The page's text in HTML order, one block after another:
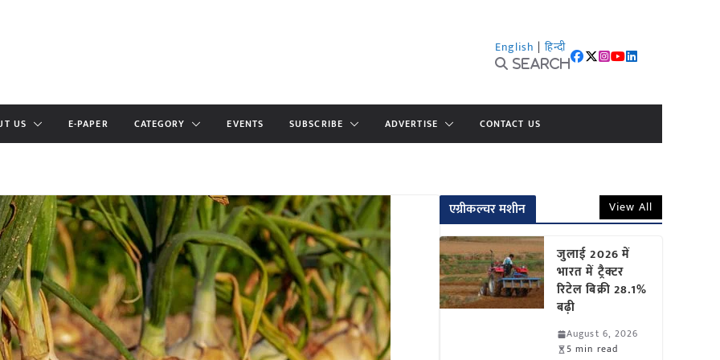
English | हिन्दी
Search
US E-PAPER CATEGORY EVENTS SUBSCRIBE ADVERTISE CONTACT US
एग्रीकल्चर मशीन View All
जुलाई 2026 में
भारत में ट्रैक्टर
रिटेल बिक्री 28.1%
बढ़ी
August 6, 2026
5 min read